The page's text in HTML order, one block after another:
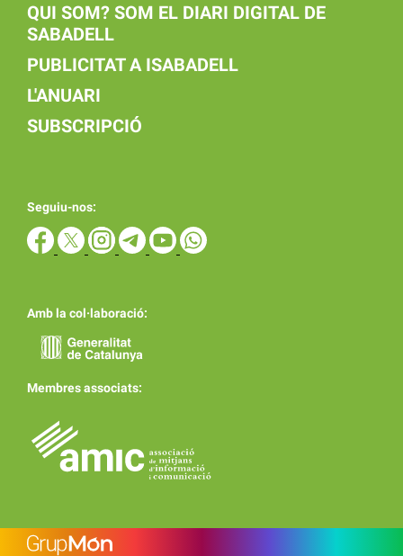
QUI SOM? SOM EL DIARI DIGITAL DE
SABADELL
PUBLICITAT A ISABADELL
L'ANUARI
SUBSCRIPCIÓ
Seguiu-nos:
Amb la col·laboració:
Membres associats: